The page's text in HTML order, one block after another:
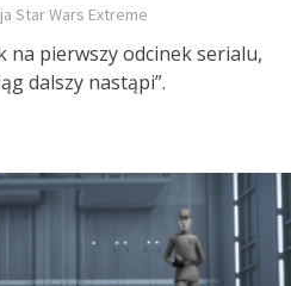
Star Wars Extreme
na pierwszy odcinek serialu,
dalszy nastąpi”.